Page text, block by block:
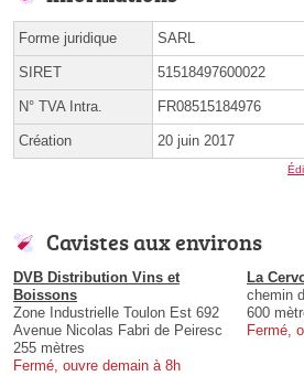
Forme juridique SARL
SIRET 51518497600022
N° TVA Intra. FR08515184976
Création 20 juin 2017
Cavistes aux environs
DVB Distribution Vins et
Boissons
Zone Industrielle Toulon Est 692
Avenue Nicolas Fabri de Peiresc
255 mètres
Fermé, ouvre demain à 8h
La
chemin
600
Fermé,